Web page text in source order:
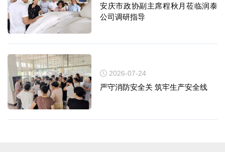
安庆市政协副主席程秋月莅临润泰
公司调研指导
2026-07-24
严守消防安全关 筑牢生产安全线